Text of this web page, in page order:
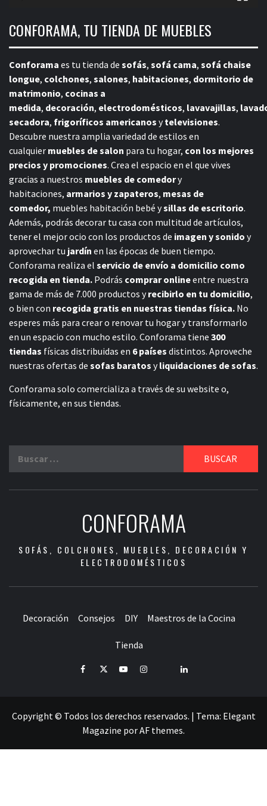
CONFORAMA, TU TIENDA DE MUEBLES
Conforama es tu tienda de sofás, sofá cama, sofá chaise
longue, colchones, salones, habitaciones, dormitorio de
matrimonio, cocinas a
medida, decoración, electrodomésticos, lavavajillas,
secadora, frigoríficos americanos ytelevisiones.
Descubre nuestra amplia variedad de estilos en
cualquier muebles de salon para tu hogar, con los mejores
precios y promociones. Crea el espacio en el que vives
gracias a nuestros muebles de comedory
habitaciones, armarios y zapateros, mesas de
comedor, muebles habitación bebé ysillas de escritorio.
Además, podrás decorar tu casa con multitud de artículos,
tener el mejor ocio con los productos de imagen y sonido y
aprovechar tu jardín en las épocas de buen tiempo.
Conforama realiza el servicio de envío a domicilio como
recogida en tienda. Podrás comprar onlineentre nuestra
gama de más de 7.000 productos yrecibirlo en tu domicilio,
o bien con recogida gratis en nuestras tiendas física. No
esperes más para crear o renovar tu hogar y transformarlo
en un espacio con mucho estilo. Conforama tiene 300
tiendas físicas distribuidas en 6 países distintos. Aproveche
nuestras ofertas de sofas baratos yliquidaciones de sofas.
Conforama solo comercializa a través de su website o,
físicamente, en sus tiendas.
CONFORAMA
SOFÁS, COLCHONES, MUEBLES, DECORACIÓN Y
ELECTRODOMÉSTICOS
Decoración Consejos DIY Maestros de la Cocina
Tienda
FacebookTwitterYoutubeInstagramPinterestLinkedIn
Copyright © Todos los derechos reservados. | Tema: Elegant
Magazine porAF themes.